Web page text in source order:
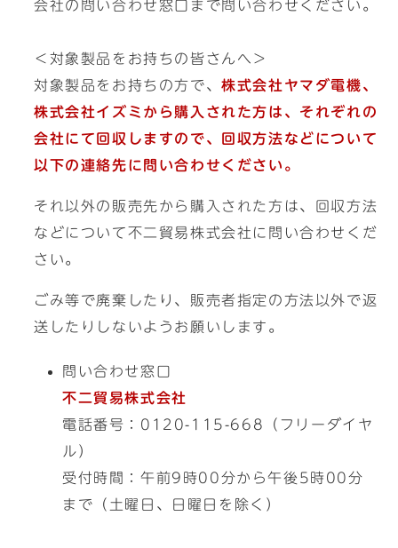
会社の問い合わせ窓口まで問い合わせください。
＜対象製品をお持ちの皆さんへ＞
対象製品をお持ちの方で、株式会社ヤマダ電機、
株式会社イズミから購入された方は、それぞれの
会社にて回収しますので、回収方法などについて
以下の連絡先に問い合わせください。
それ以外の販売先から購入された方は、回収方法
などについて不二貿易株式会社に問い合わせくだ
さい。
ごみ等で廃棄したり、販売者指定の方法以外で返
送したりしないようお願いします。
問い合わせ窓口
不二貿易株式会社
電話番号：0120-115-668（フリーダイヤ
ル）
受付時間：午前9時00分から午後5時00分
まで（土曜日、日曜日を除く）